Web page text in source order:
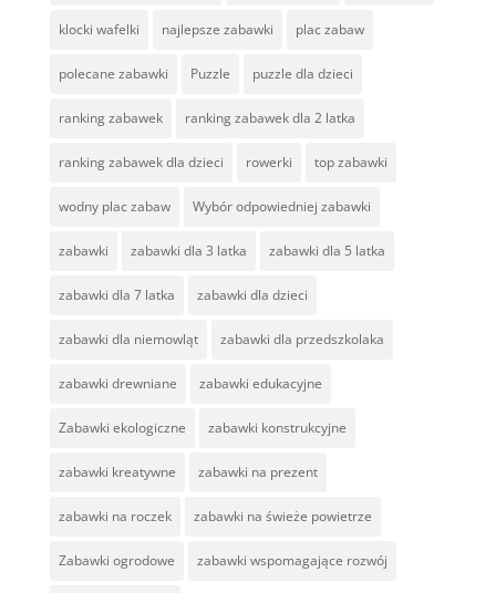
klocki wafelki najlepsze zabawki plac zabaw
polecane zabawki Puzzle puzzle dla dzieci
ranking zabawek ranking zabawek dla 2 latka
ranking zabawek dla dzieci rowerki top zabawki
wodny plac zabaw Wybór odpowiedniej zabawki
zabawki zabawki dla 3 latka zabawki dla 5 latka
zabawki dla 7 latka zabawki dla dzieci
zabawki dla niemowląt zabawki dla przedszkolaka
zabawki drewniane zabawki edukacyjne
Zabawki ekologiczne zabawki konstrukcyjne
zabawki kreatywne zabawki na prezent
zabawki na roczek zabawki na świeże powietrze
Zabawki ogrodowe zabawki wspomagające rozwój